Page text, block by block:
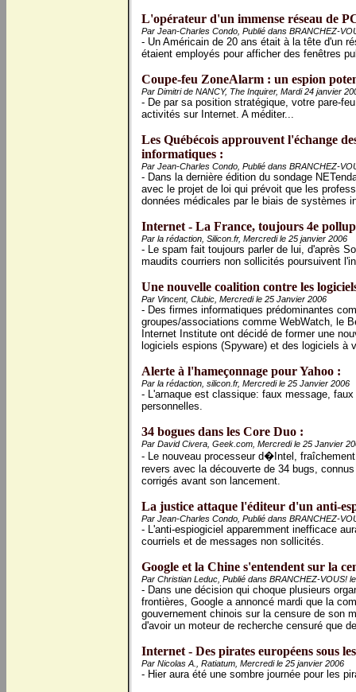
L'opérateur d'un immense réseau de
Par Jean-Charles Condo, Publié dans BRANCHEZ-
- Un Américain de 20 ans était à la tête d'un
étaient employés pour afficher des fenêtres
Coupe-feu ZoneAlarm : un espion
Par Dimitri de NANCY, The Inquirer, Mardi 24 janvier
- De par sa position stratégique, votre pare-
activités sur Internet. A méditer...
Les Québécois approuvent l'échange
informatiques :
Par Jean-Charles Condo, Publié dans BRANCHEZ-
- Dans la dernière édition du sondage
avec le projet de loi qui prévoit que les
données médicales par le biais de systèmes
Internet - La France, toujours 4e
Par la rédaction, Silicon.fr, Mercredi le 25 janvier 2006
- Le spam fait toujours parler de lui, d'après
maudits courriers non sollicités poursuivent
Une nouvelle coalition contre les
Par Vincent, Clubic, Mercredi le 25 Janvier 2006
- Des firmes informatiques prédominantes
groupes/associations comme WebWatch, le
Internet Institute ont décidé de former une
logiciels espions (Spyware) et des logiciels à
Alerte à l'hameçonnage pour Yahoo :
Par la rédaction, silicon.fr, Mercredi le 25 Janvier 2006
- L'arnaque est classique: faux message,
personnelles.
34 bogues dans les Core Duo :
Par David Civera, Geek.com, Mercredi le 25 Janvier
- Le nouveau processeur d�Intel,
revers avec la découverte de 34 bugs,
corrigés avant son lancement.
La justice attaque l'éditeur d'un anti-
Par Jean-Charles Condo, Publié dans BRANCHEZ-
- L'anti-espiogiciel apparemment inefficace
courriels et de messages non sollicités.
Google et la Chine s'entendent sur la
Par Christian Leduc, Publié dans BRANCHEZ-VOUS!
- Dans une décision qui choque plusieurs
frontières, Google a annoncé mardi que la
gouvernement chinois sur la censure de son
d'avoir un moteur de recherche censuré que
Internet - Des pirates européens sous
Par Nicolas A., Ratiatum, Mercredi le 25 janvier 2006
- Hier aura été une sombre journée pour les